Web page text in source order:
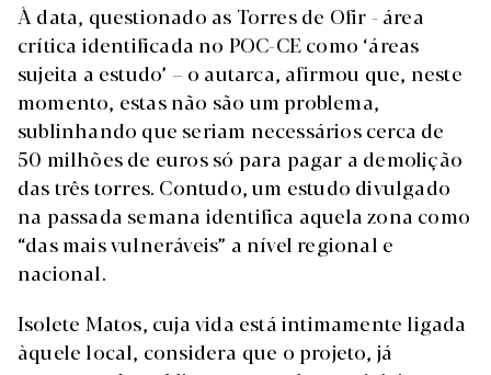
À data, questionado as Torres de Ofir - área
crítica identificada no POC-CE como ‘áreas
sujeita a estudo’ – o autarca, afirmou que, neste
momento, estas não são um problema,
sublinhando que seriam necessários cerca de
50 milhões de euros só para pagar a demolição
das três torres. Contudo, um estudo divulgado
na passada semana identifica aquela zona como
“das mais vulneráveis” a nível regional e
nacional.
Isolete Matos, cuja vida está intimamente ligada
àquele local, considera que o projeto, já